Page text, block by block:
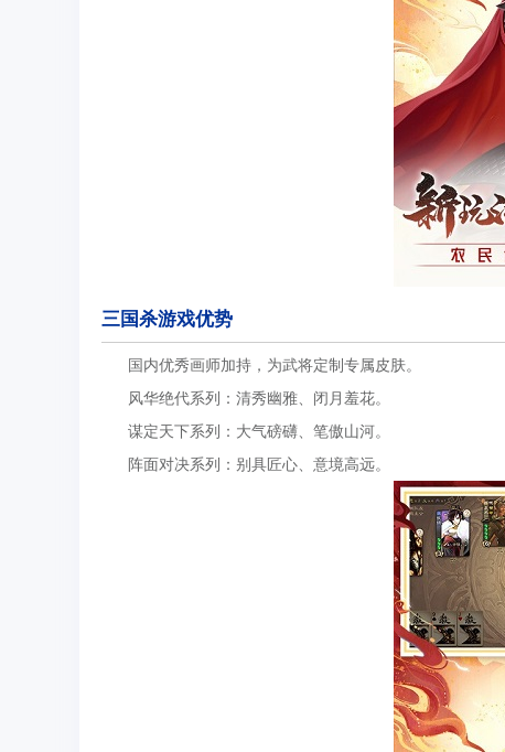
三国杀游戏优势
国内优秀画师加持，为武将定制专属皮肤。
风华绝代系列：清秀幽雅、闭月羞花。
谋定天下系列：大气磅礴、笔傲山河。
阵面对决系列：别具匠心、意境高远。